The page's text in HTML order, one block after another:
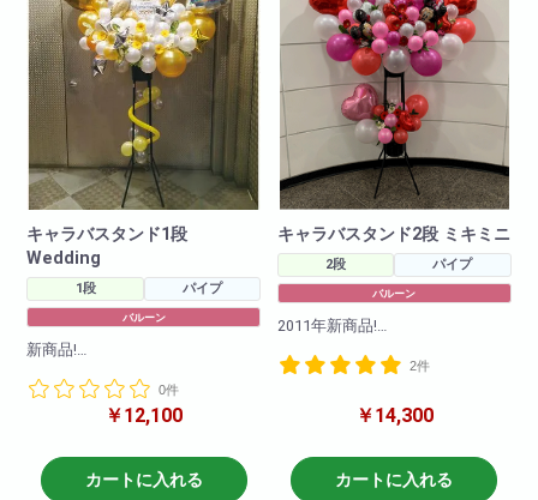
キャラバスタンド1段
Wedding
1段 パイプ
バルーン
新商品!
段!様々なキャラクターバルーン
を使ってかわいらしくお作りさ
キャラクターや色目をお伝えい
ただければそのように作成させ
0件
￥12,100
カートに入れる
キャラバスタンド2段 ミキミニ
2段 パイプ
バルーン
2011年新商品!
ャラクターバルーンスタンド花
色々なキャラクターを使って豪
きます!
ご希望のキャラクターがござい
2件
￥14,300
カートに入れる